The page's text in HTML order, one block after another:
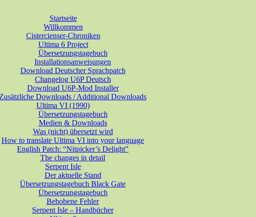
Bereichen
ReiheStartseite
Willkommen
Cistercienser-Chroniken
Ultima 6 Project
Übersetzungstagebuch
Installationsanweisungen
Download Deutscher Sprachpatch
Changelog U6P Deutsch
Download U6P-Mod Installer
Zusätzliche Downloads / Additional Downloads
Ultima VI (1990)
Übersetzungstagebuch
Medien & Downloads
Was (nicht) übersetzt wird
How to translate Ultima VI into your language
English Patch: “Nitpicker’s Delight”
The changes in detail
Serpent Isle
Der aktuelle Stand
Übersetzungstagebuch Black Gate
Übersetzungstagebuch
Behobene Fehler
Serpent Isle – Handbücher